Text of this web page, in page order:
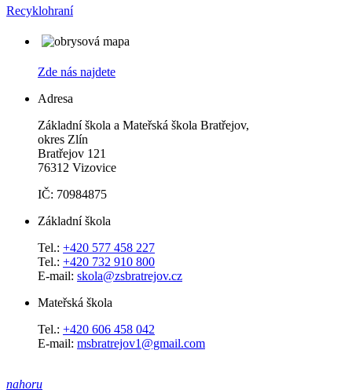
Recyklohraní
Zde nás najdete
Adresa
Základní škola a Mateřská škola Bratřejov,
okres Zlín
Bratřejov 121
76312 Vizovice
IČ: 70984875
Základní škola
Tel.: +420 577 458 227
Tel.: +420 732 910 800
E-mail: skola@zsbratrejov.cz
Mateřská škola
Tel.: +420 606 458 042
E-mail: msbratrejov1@gmail.com
nahoru